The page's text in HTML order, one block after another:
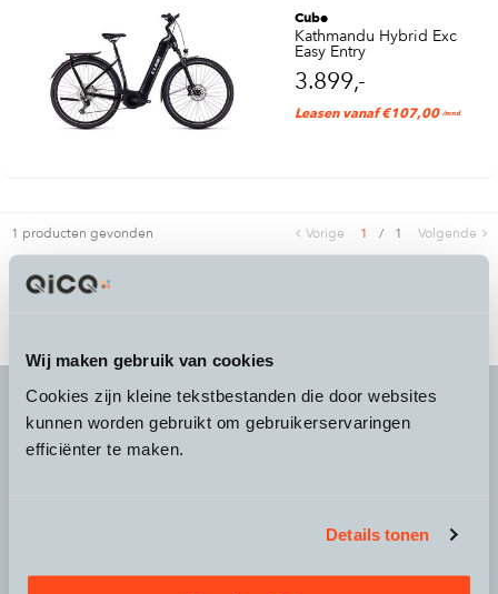
Wij maken gebruik van cookies
Cookies zijn kleine tekstbestanden die door websites
kunnen worden gebruikt om gebruikerservaringen
efficiënter te maken.
Details tonen
Cube
Kathmandu Hybrid Exc
Easy Entry
3.899,-
Leasen vanaf €107,00 /mnd
1 producten gevonden Vorige 1 / 1 Volgende
It's more than achoice
Over QicQ